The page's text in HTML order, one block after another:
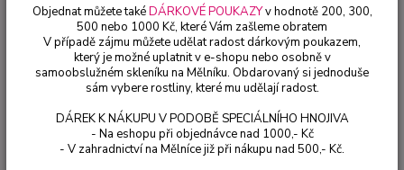
Objednat můžete takéDÁRKOVÉ POUKAZYv hodnotě 200, 300,
500 nebo 1000 Kč, které Vám zašleme obratem
V případě zájmu můžete udělat radost dárkovým poukazem,
který je možné uplatnit v e-shopu nebo osobně v
samoobslužném skleníku na Mělníku. Obdarovaný si jednoduše
sám vybere rostliny, které mu udělají radost.
DÁREK K NÁKUPU V PODOBĚ SPECIÁLNÍHO HNOJIVA
- Na eshopu při objednávce nad 1000,- Kč
- V zahradnictví na Mělníce již při nákupu nad 500,- Kč.